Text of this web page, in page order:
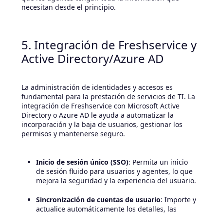
necesitan desde el principio.
5. Integración de Freshservice y
Active Directory/Azure AD
La administración de identidades y accesos es
fundamental para la prestación de servicios de TI. La
integración de Freshservice con Microsoft Active
Directory o Azure AD le ayuda a automatizar la
incorporación y la baja de usuarios, gestionar los
permisos y mantenerse seguro.
Inicio de sesión único (SSO): Permita un inicio
de sesión fluido para usuarios y agentes, lo que
mejora la seguridad y la experiencia del usuario.
Sincronización de cuentas de usuario: Importe y
actualice automáticamente los detalles, las